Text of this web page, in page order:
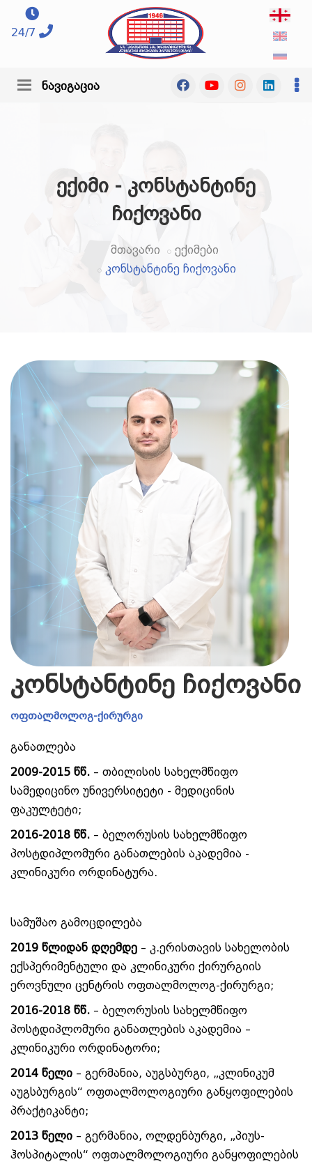
24/7
ნავიგაცია
ექიმი - კონსტანტინე
ჩიქოვანი
მთავარი
ექიმები
კონსტანტინე ჩიქოვანი
კონსტანტინე ჩიქოვანი
ოფთალმოლოგ-ქირურგი
განათლება
2009-2015 წწ. – თბილისის სახელმწიფო
სამედიცინო უნივერსიტეტი - მედიცინის
ფაკულტეტი;
2016-2018 წწ. – ბელორუსის სახელმწიფო
პოსტდიპლომური განათლების აკადემია -
კლინიკური ორდინატურა.
სამუშაო გამოცდილება
2019 წლიდან დღემდე – კ.ერისთავის სახელობის
ექსპერიმენტული და კლინიკური ქირურგიის
ეროვნული ცენტრის ოფთალმოლოგ-ქირურგი;
2016-2018 წწ. – ბელორუსის სახელმწიფო
პოსტდიპლომური განათლების აკადემია –
კლინიკური ორდინატორი;
2014 წელი – გერმანია, აუგსბურგი, „კლინიკუმ
აუგსბურგის“ ოფთალმოლოგიური განყოფილების
პრაქტიკანტი;
2013 წელი – გერმანია, ოლდენბურგი, „პიუს-
ჰოსპიტალის“ ოფთალმოლოგიური განყოფილების